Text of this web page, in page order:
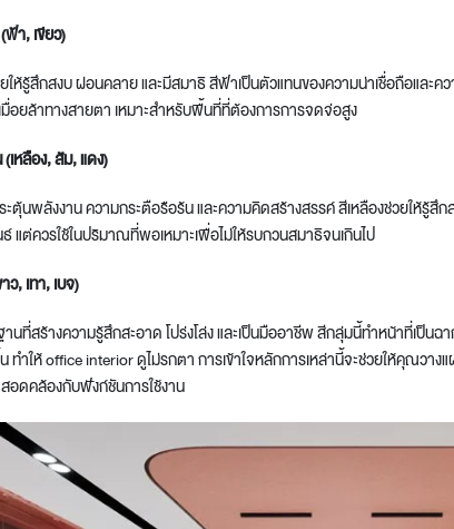
ฟ้า, เขียว)
ให้รู้สึกสงบ ผ่อนคลาย และมีสมาธิ สีฟ้าเป็นตัวแทนของความน่าเชื่อถือและค
อยล้าทางสายตา เหมาะสำหรับพื้นที่ที่ต้องการการจดจ่อสูง
เหลือง, ส้ม, แดง)
ตุ้นพลังงาน ความกระตือรือร้น และความคิดสร้างสรรค์ สีเหลืองช่วยให้รู้สึก
แต่ควรใช้ในปริมาณที่พอเหมาะเพื่อไม่ให้รบกวนสมาธิจนเกินไป
ว, เทา, เบจ)
นที่สร้างความรู้สึกสะอาด โปร่งโล่ง และเป็นมืออาชีพ สีกลุ่มนี้ทำหน้าที่เป็นฉ
ทำให้ office interior ดูไม่รกตา การเข้าใจหลักการเหล่านี้จะช่วยให้คุณวา
อดคล้องกับฟังก์ชันการใช้งาน